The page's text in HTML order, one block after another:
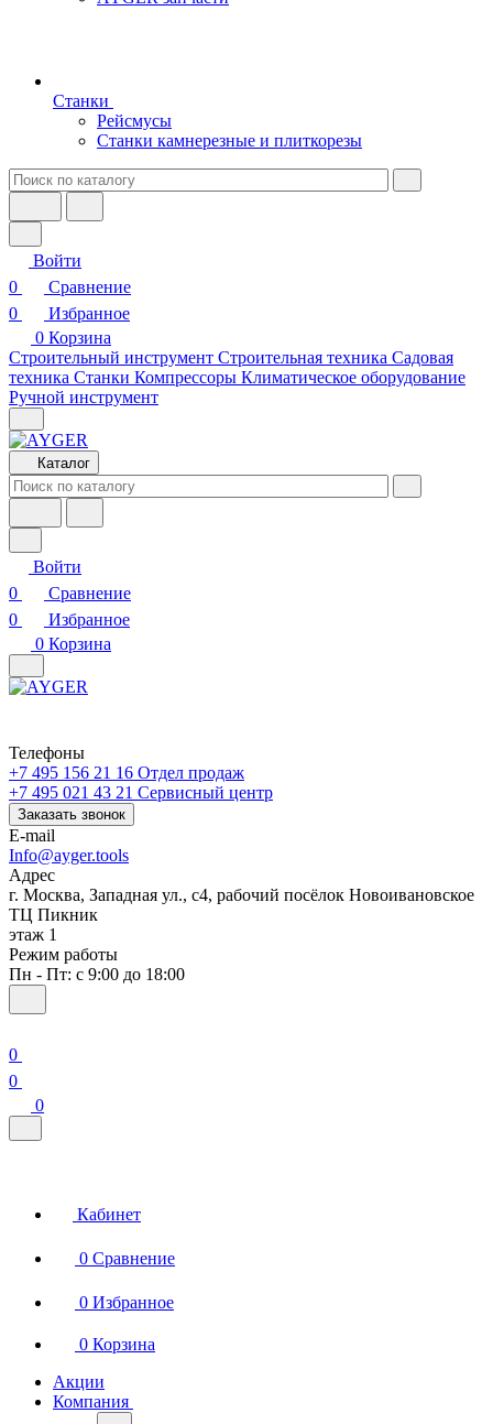
Станки
Рейсмусы
Станки камнерезные и плиткорезы
Войти
0
Сравнение
0
Избранное
0 Корзина
Строительный инструмент Строительная техника Садовая
техника Станки Компрессоры Климатическое оборудование
Ручной инструмент
Каталог
Войти
0
Сравнение
0
Избранное
0 Корзина
Телефоны
+7 495 156 21 16 Отдел продаж
+7 495 021 43 21 Cервисный центр
Заказать звонок
E-mail
Info@ayger.tools
Адрес
г. Москва, Западная ул., с4, рабочий посёлок Новоивановское
ТЦ Пикник
этаж 1
Режим работы
Пн - Пт: с 9:00 до 18:00
0
0
0
Кабинет
0 Сравнение
0 Избранное
0 Корзина
Акции
Компания